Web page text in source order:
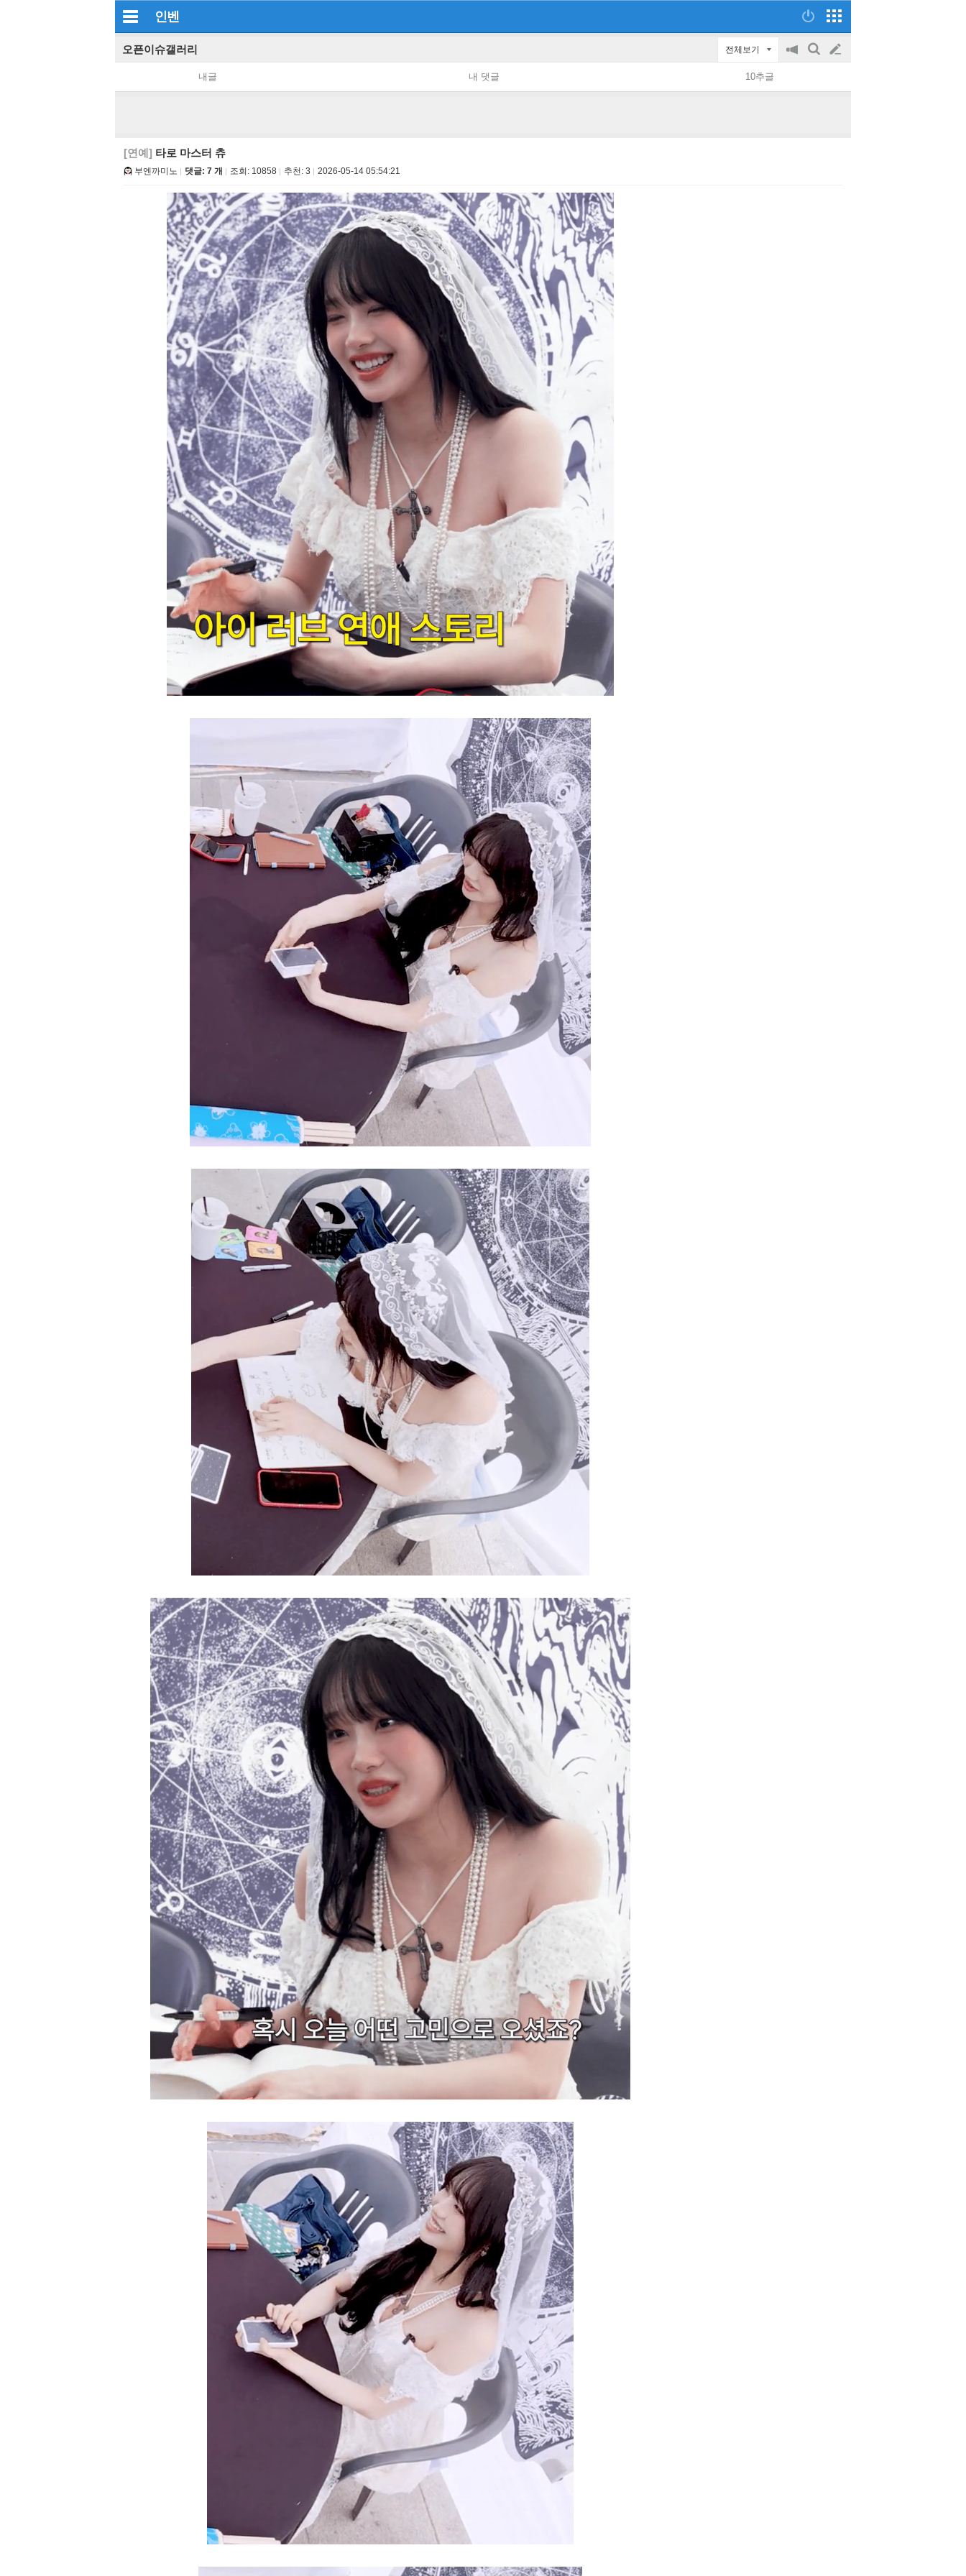
인벤
오픈이슈갤러리 전체보기
공
on/off
검
글
쓰
내글 내 댓글 10추글
[연예] 타로 마스터 츄
부엔까미노 댓글: 7 개 조회: 10858 추천: 3 2026-05-14 05:54:21